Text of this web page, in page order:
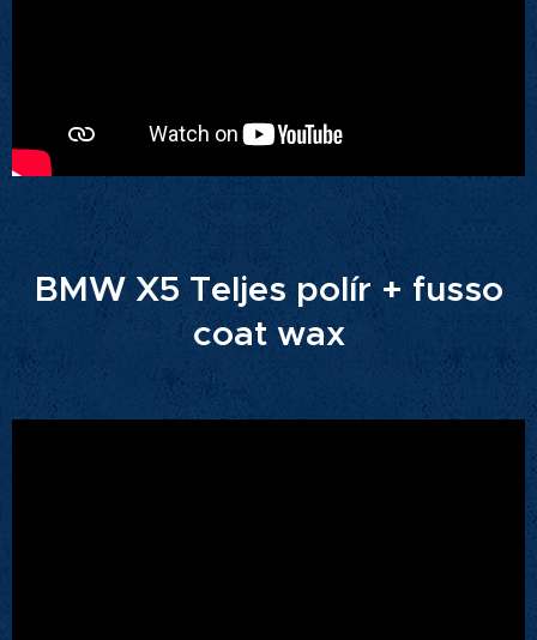
BMW X5 Teljes polír + fusso
coat wax